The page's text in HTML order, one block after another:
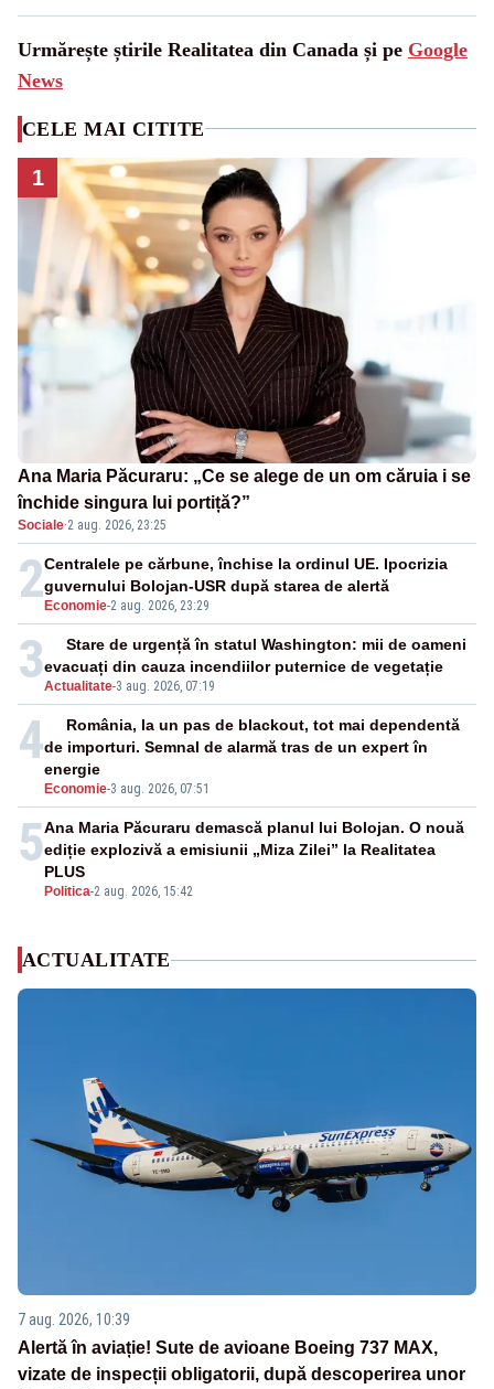
Urmărește știrile Realitatea din Canada și pe Google
News
CELE MAI CITITE
1
Ana Maria Păcuraru: „Ce se alege de un om căruia i se
închide singura lui portiță?”
Sociale·2 aug. 2026, 23:25
2 Economie-2 aug. 2026, 23:29
Centralele pe cărbune, închise la ordinul UE. Ipocrizia
guvernului Bolojan-USR după starea de alertă
3Actualitate-3 aug. 2026, 07:19
Stare de urgență în statul Washington: mii de oameni
evacuați din cauza incendiilor puternice de vegetație
4
Economie-3 aug. 2026, 07:51
România, la un pas de blackout, tot mai dependentă
de importuri. Semnal de alarmă tras de un expert în
energie
5
Politica-2 aug. 2026, 15:42
Ana Maria Păcuraru demască planul lui Bolojan. O nouă
ediție explozivă a emisiunii „Miza Zilei” la Realitatea
PLUS
ACTUALITATE
7 aug. 2026, 10:39
Alertă în aviație! Sute de avioane Boeing 737 MAX,
vizate de inspecții obligatorii, după descoperirea unor